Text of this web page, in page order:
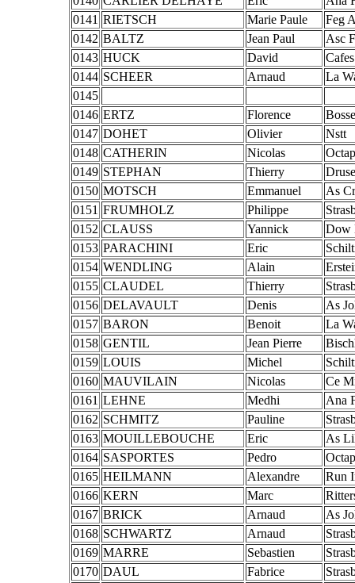
0141 RIETSCH Marie Paule
Feg
0142 BALTZ Jean Paul
Asc
0143 HUCK David
0144 SCHEER Arnaud
La
0145
0146 ERTZ Florence
0147 DOHET Olivier
Nstt
0148 CATHERIN Nicolas
0149 STEPHAN Thierry
0150 MOTSCH Emmanuel
As
0151 FRUMHOLZ Philippe
0152 CLAUSS Yannick
Dow
0153 PARACHINI Eric
0154 WENDLING Alain
0155 CLAUDEL Thierry
0156 DELAVAULT Denis
As
0157 BARON Benoit
La
0158 GENTIL Jean Pierre
0159 LOUIS Michel
0160 MAUVILAIN Nicolas
Ce
0161 LEHNE Medhi
Ana
0162 SCHMITZ Pauline
0163 MOUILLEBOUCHE Eric
As
0164 SASPORTES Pedro
0165 HEILMANN Alexandre
Run
0166 KERN Marc
0167 BRICK Arnaud
As
0168 SCHWARTZ Arnaud
0169 MARRE Sebastien
0170 DAUL Fabrice